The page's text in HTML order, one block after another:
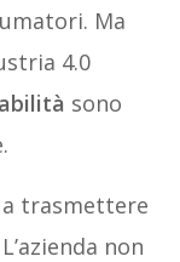
Ma
4.0
sono
a trasmettere
non